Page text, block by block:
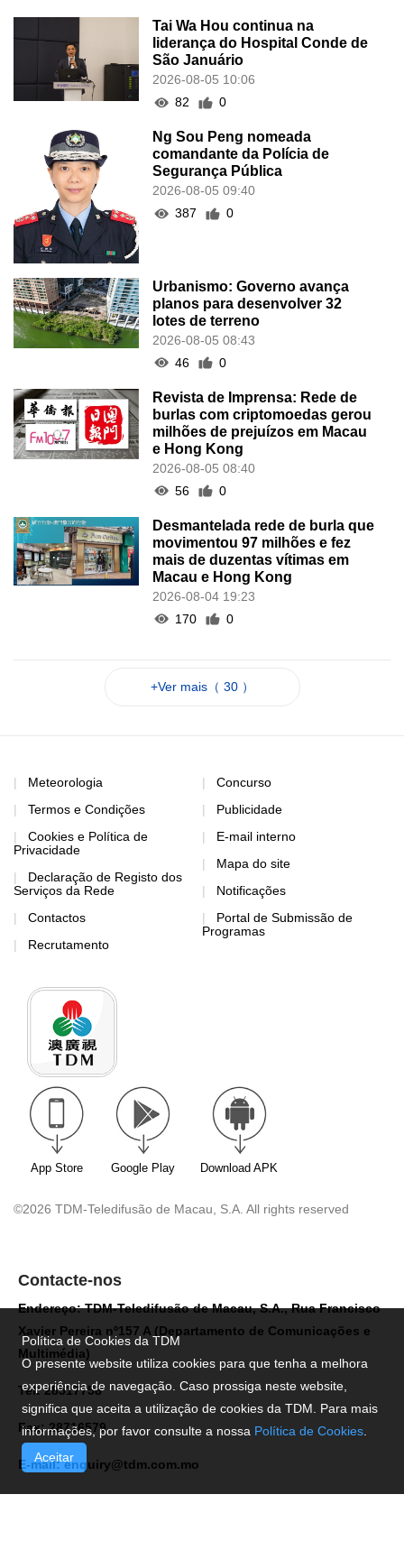
Tai Wa Hou continua na
liderança do Hospital Conde de
São Januário
2026-08-05 10:06
82
0
Ng Sou Peng nomeada
comandante da Polícia de
Segurança Pública
2026-08-05 09:40
387
0
Urbanismo: Governo avança
planos para desenvolver 32
lotes de terreno
2026-08-05 08:43
46
0
Revista de Imprensa: Rede de
burlas com criptomoedas gerou
milhões de prejuízos em Macau
e Hong Kong
2026-08-05 08:40
56
0
Desmantelada rede de burla que
movimentou 97 milhões e fez
mais de duzentas vítimas em
Macau e Hong Kong
2026-08-04 19:23
170
0
+Ver mais（ 30 ）
Meteorologia
Termos e Condições
Cookies e Política de
Privacidade
Declaração de Registo dos
Serviços da Rede
Contactos
Recrutamento
Concurso
Publicidade
E-mail interno
Mapa do site
Notificações
Portal de Submissão de
Programas
App Store Google Play Download APK
©2026 TDM-Teledifusão de Macau, S.A. All rights reserved
Contacte-nos
Endereço: TDM-Teledifusão de Macau, S.A., Rua Francisco
Xavier Pereira nº157 A (Departamento de Comunicações e
Multimédia)
Tel: 28517758
Fax: 28716579
E-mail:enquiry@tdm.com.mo
Política de Cookies da TDM
O presente website utiliza cookies para que tenha a melhora
experiência de navegação. Caso prossiga neste website,
significa que aceita a utilização de cookies da TDM. Para mais
informações, por favor consulte a nossa Política de Cookies
Aceitar